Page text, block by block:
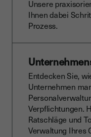
Unsere
Ihnen dabei
Prozess.
Entdecken Sie,
Unternehmen
Verpflichtungen.
Ratschläge und
Verwaltung Ihres